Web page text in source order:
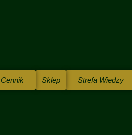
Strefa Wiedzy
Sklep
Cennik